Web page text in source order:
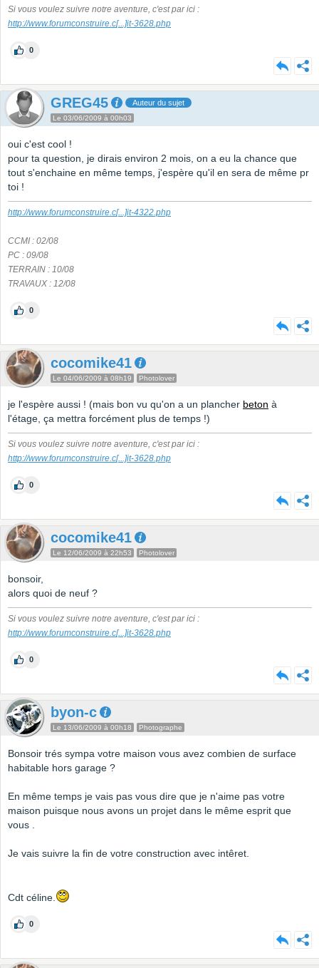
Si vous voulez suivre notre aventure, c'est par ici :
http://www.forumconstruire.c[...]it-3628.php
0
GREG45 Auteur du sujet
Le 03/06/2009 à 00h03
oui c'est cool !
pour ta question, je dirais environ 2 mois, on a eu la chance que
tout s'enchaine en même temps, j'espère qu'il en sera de même pr
toi !
http://www.forumconstruire.c[...]it-4322.php
CCMI : 02/08
PC : 09/08
TERRAIN : 10/08
TRAVAUX : 12/08
0
cocomike41
Le 04/06/2009 à 08h19 Photolover
je l'espère aussi ! (mais bon vu qu'on a un plancher beton à
l'étage, ça mettra forcément plus de temps !)
Si vous voulez suivre notre aventure, c'est par ici :
http://www.forumconstruire.c[...]it-3628.php
0
cocomike41
Le 12/06/2009 à 22h53 Photolover
bonsoir,
alors quoi de neuf ?
Si vous voulez suivre notre aventure, c'est par ici :
http://www.forumconstruire.c[...]it-3628.php
0
byon-c
Le 13/06/2009 à 00h18 Photographe
Bonsoir trés sympa votre maison vous avez combien de surface
habitable hors garage ?
En même temps je vais pas vous dire que je n'aime pas votre
maison puisque nous avons un projet dans le même esprit que
vous .
Je vais suivre la fin de votre construction avec intêret.
Cdt céline.
0